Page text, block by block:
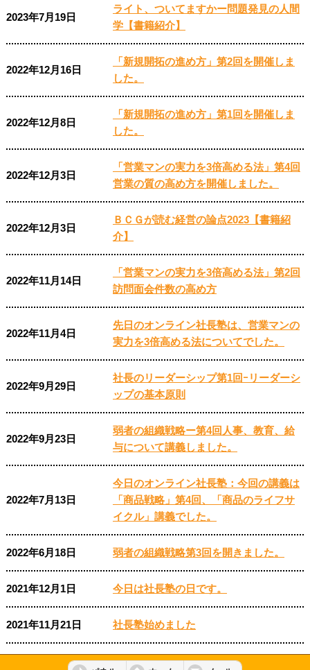
2023年7月19日
ライト、ついてますかー問題発見の人間
学【書籍紹介】
2022年12月16日
「新規開拓の進め方」第2回を開催しま
した。
2022年12月8日
「新規開拓の進め方」第1回を開催しま
した。
2022年12月3日
「営業マンの実力を3倍高める法」第4回
営業の質の高め方を開催しました。
2022年12月3日
ＢＣＧが読む経営の論点2023【書籍紹
介】
2022年11月14日
「営業マンの実力を3倍高める法」第2回
訪問面会件数の高め方
2022年11月4日
先日のオンライン社長塾は、営業マンの
実力を3倍高める法についてでした。
2022年9月29日
社長のリーダーシップ第1回ｰリーダーシ
ップの基本原則
2022年9月23日
弱者の組織戦略ー第4回人事、教育、給
与について講義しました。
2022年7月13日
今日のオンライン社長塾：今回の講義は
「商品戦略」第4回、「商品のライフサ
イクル」講義でした。
2022年6月18日 弱者の組織戦略第3回を開きました。
2021年12月1日 今日は社長塾の日です。
2021年11月21日 社長塾始めました